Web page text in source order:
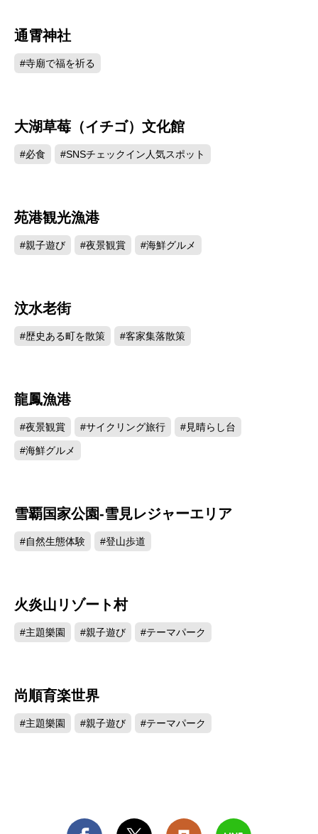
通霄神社
#寺廟で福を祈る
大湖草莓（イチゴ）文化館
#必食 #SNSチェックイン人気スポット
苑港観光漁港
#親子遊び #夜景観賞 #海鮮グルメ
汶水老街
#歴史ある町を散策 #客家集落散策
龍鳳漁港
#夜景観賞 #サイクリング旅行 #見晴らし台
#海鮮グルメ
雪覇国家公園-雪見レジャーエリア
#自然生態体験 #登山歩道
火炎山リゾート村
#主題樂園 #親子遊び #テーマパーク
尚順育楽世界
#主題樂園 #親子遊び #テーマパーク